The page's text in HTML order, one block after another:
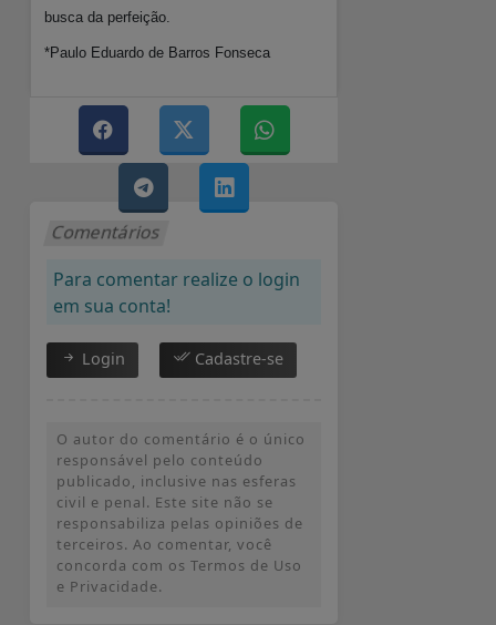
busca da perfeição.
*Paulo Eduardo de Barros Fonseca
Comentários
Para comentar realize o login
em sua conta!
Login Cadastre-se
O autor do comentário é o único
responsável pelo conteúdo
publicado, inclusive nas esferas
civil e penal. Este site não se
responsabiliza pelas opiniões de
terceiros. Ao comentar, você
concorda com os Termos de Uso
e Privacidade.